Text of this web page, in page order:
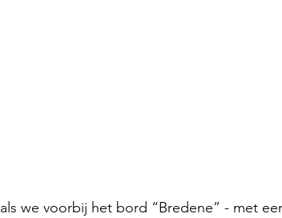
als we voorbij het bord “Bredene” - met